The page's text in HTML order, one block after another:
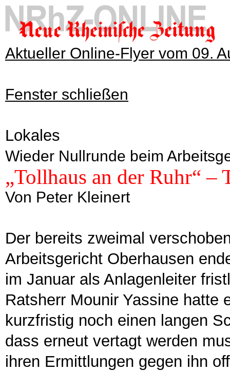
Aktueller Online-Flyer vom 09.
Fenster schließen
Lokales
Wieder Nullrunde beim
„Tollhaus an der Ruhr“ –
Von Peter Kleinert
Der bereits zweimal
Arbeitsgericht Oberhausen
im Januar als Anlagenleiter
Ratsherr Mounir Yassine hatte
kurzfristig noch einen langen
dass erneut vertagt werden
ihren Ermittlungen gegen ihn